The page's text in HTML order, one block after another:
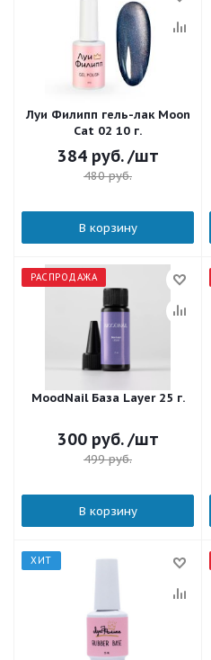
Луи Филипп гель-лак Moon
Cat 02 10 г.
384руб. /шт
480руб.
В корзину
РАСПРОДАЖА
MoodNail База Layer 25 г.
300руб. /шт
499руб.
В корзину
ХИТ